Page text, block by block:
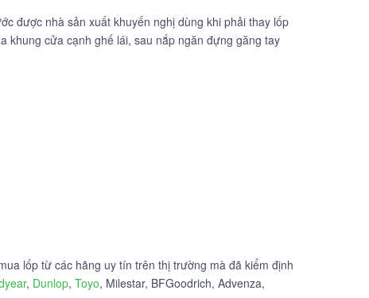
được nhà sản xuất khuyến nghị dùng khi phải thay lốp
khung cửa cạnh ghế lái, sau nắp ngăn đựng găng tay
lốp từ các hãng uy tín trên thị trường mà đã kiểm định
, Dunlop, Toyo, Milestar, BFGoodrich, Advenza,